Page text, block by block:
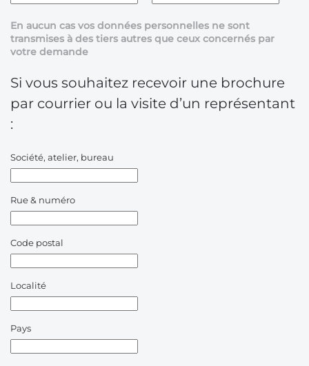
En aucun cas vos données personnelles ne sont
transmises à des tiers autres que ceux concernés par
votre demande
Si vous souhaitez recevoir une brochure
par courrier ou la visite d’un représentant
:
Société, atelier, bureau
Rue & numéro
Code postal
Localité
Pays